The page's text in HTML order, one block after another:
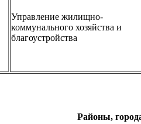
Управление жилищно-
коммунального хозяйства и
благоустройства
Районы,